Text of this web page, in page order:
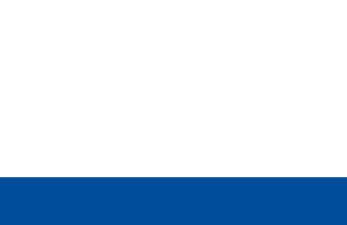
Pensioni e sicurezza sociale